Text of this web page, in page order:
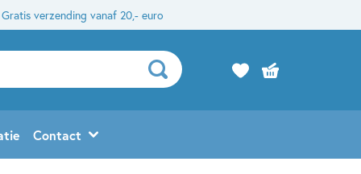
Gratis verzending vanaf 20,- euro
Contact